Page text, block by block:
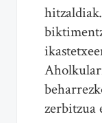
zerbitzua